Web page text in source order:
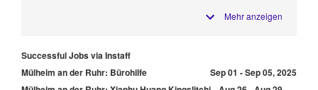
Mehr anzeigen
Successful Jobs via Instaff
Mülheim an der Ruhr: Bürohilfe
Sep 01 - Sep 05, 2025